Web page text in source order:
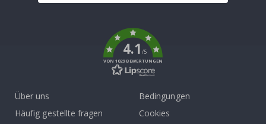
4.1/5
VON 1029 BEWERTUNGEN
Über uns
Häufig gestellte fragen
Bedingungen
Cookies